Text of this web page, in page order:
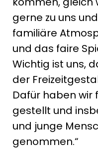
gerne zu uns
familiäre
und das faire
Wichtig ist uns,
der
Dafür haben wir
gestellt und
und junge
genommen.“